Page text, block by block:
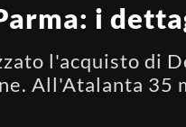
i
l'acquisto di
All'Atalanta 35